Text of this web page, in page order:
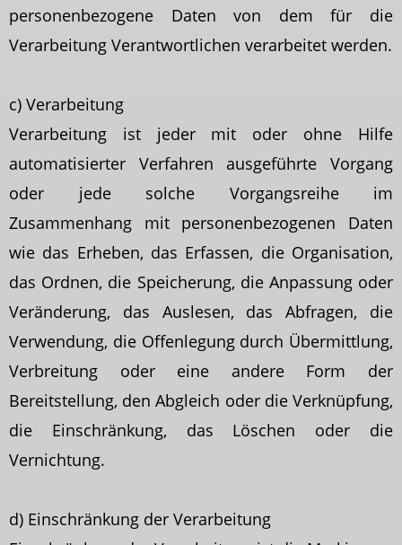
personenbezogene Daten von dem für die
Verarbeitung Verantwortlichen verarbeitet werden.
c) Verarbeitung
Verarbeitung ist jeder mit oder ohne Hilfe
automatisierter Verfahren ausgeführte Vorgang
oder jede solche Vorgangsreihe im
Zusammenhang mit personenbezogenen Daten
wie das Erheben, das Erfassen, die Organisation,
das Ordnen, die Speicherung, die Anpassung oder
Veränderung, das Auslesen, das Abfragen, die
Verwendung, die Offenlegung durch Übermittlung,
Verbreitung oder eine andere Form der
Bereitstellung, den Abgleich oder die Verknüpfung,
die Einschränkung, das Löschen oder die
Vernichtung.
d) Einschränkung der Verarbeitung